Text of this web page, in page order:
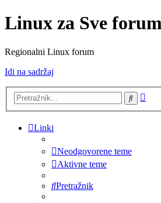
Linux za Sve
Regionalni Linux forum
Idi na sadržaj
Linki
Neodgovorene teme
Aktivne teme
Pretražnik